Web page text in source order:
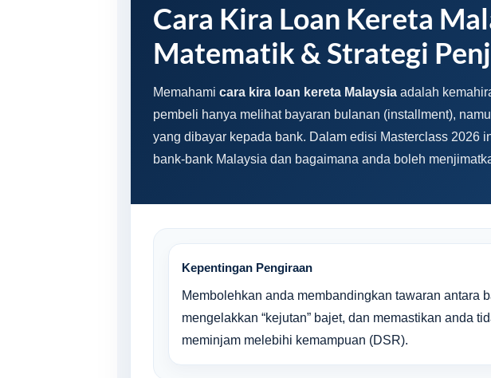
Cara Kira Loan Kereta
Matematik & Strategi
Memahami cara kira loan kereta Malaysia adalah
pembeli hanya melihat bayaran bulanan (installment),
yang dibayar kepada bank. Dalam edisi Masterclass 2026
bank-bank Malaysia dan bagaimana anda boleh
Kepentingan Pengiraan
Membolehkan anda membandingkan tawaran antara
mengelakkan “kejutan” bajet, dan memastikan anda
meminjam melebihi kemampuan (DSR).